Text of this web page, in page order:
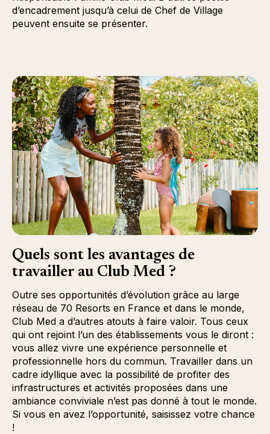
d’encadrement jusqu’à celui de Chef de Village
peuvent ensuite se présenter.
Quels sont les avantages de
travailler au Club Med ?
Outre ses opportunités d’évolution grâce au large
réseau de 70 Resorts en France et dans le monde,
Club Med a d’autres atouts à faire valoir. Tous ceux
qui ont rejoint l’un des établissements vous le diront :
vous allez vivre une expérience personnelle et
professionnelle hors du commun. Travailler dans un
cadre idyllique avec la possibilité de profiter des
infrastructures et activités proposées dans une
ambiance conviviale n’est pas donné à tout le monde.
Si vous en avez l’opportunité, saisissez votre chance
!